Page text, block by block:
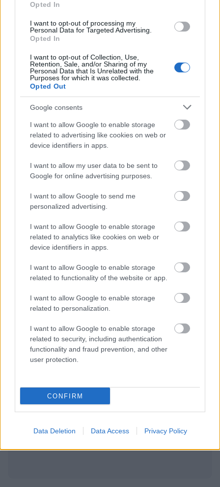
Opted In
I want to opt-out of processing my
Personal Data for Targeted Advertising.
Opted In
I want to opt-out of Collection, Use,
Retention, Sale, and/or Sharing of my
Personal Data that Is Unrelated with the
Purposes for which it was collected.
Opted Out
Google consents
I want to allow Google to enable storage
related to advertising like cookies on web or
device identifiers in apps.
I want to allow my user data to be sent to
Google for online advertising purposes.
I want to allow Google to send me
personalized advertising.
I want to allow Google to enable storage
related to analytics like cookies on web or
device identifiers in apps.
I want to allow Google to enable storage
related to functionality of the website or app.
I want to allow Google to enable storage
related to personalization.
I want to allow Google to enable storage
related to security, including authentication
functionality and fraud prevention, and other
user protection.
CONFIRM
Data Deletion Data Access Privacy Policy
Διάβασε όλα τατελευταία νέατης αθλητικής
επικαιρότητας. Μάθε για όλους τους
εβδομάδας μέσα από το υπερπλήρες Πρόγραμμα TV του
Gazzetta. Ακολούθησέ μας και στοGoogle News.
Φενέρμπαχτσε: Παρελθόν ο Εκσίογλου
Παναθηναϊκό με Spiderman και Λιβάι Γκαρσία!
συνδυασμός»
Για να προσθέσεις το σχόλιο
σου πρέπει να συνδεθείς
στο my gazzetta!
Εγγραφή Σύνδεση